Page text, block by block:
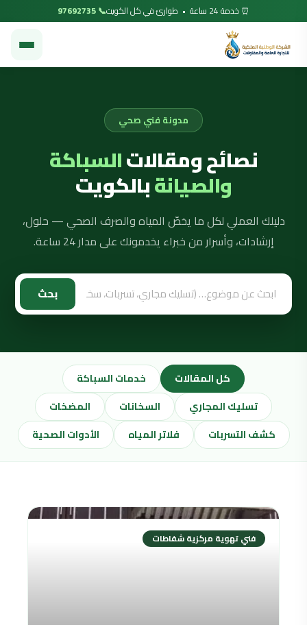
⏰ خدمة 24 ساعة • طوارئ في كل الكويت 📞 97692735
مدونة فني صحي
نصائح ومقالاتالسباكة
والصيانةبالكويت
دليلك العملي لكل ما يخصّ المياه والصرف الصحي — حلول،
إرشادات، وأسرار من خبراء يخدمونك على مدار 24 ساعة.
بحث
كل المقالات
خدمات السباكة
تسليك المجاري
السخانات
المضخات
كشف التسربات
فلاتر المياه الأدوات الصحية
فني تهوية مركزية شفاطات